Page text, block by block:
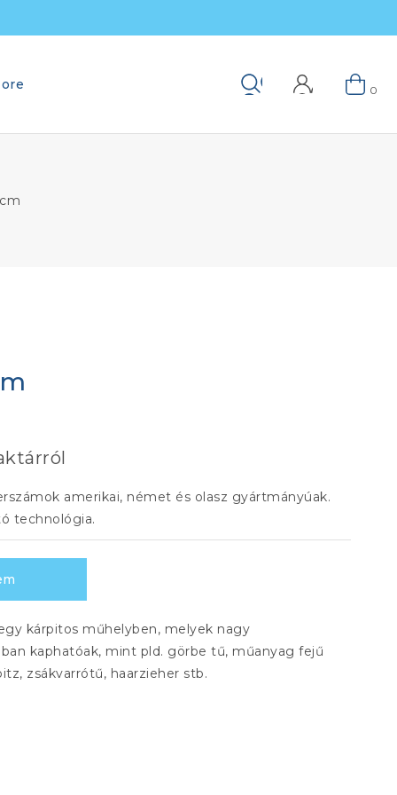
0
amerikai, német és olasz gyártmányúak.
technológia.
kárpitos műhelyben, melyek nagy
kaphatóak, mint pld. görbe tű, műanyag fejű
zsákvarrótű, haarzieher stb.